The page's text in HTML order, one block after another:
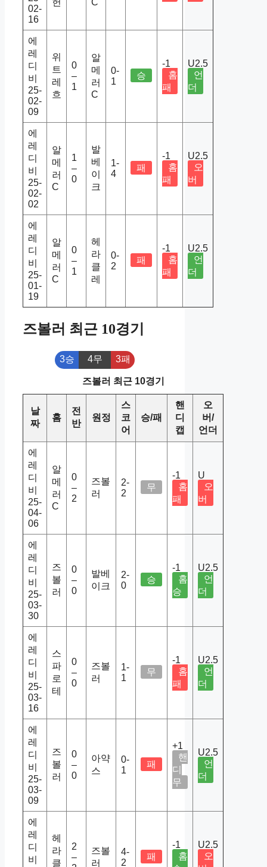
02-
16
에
레
디
비
25-
02-
09
위
트
레
흐
0
–
1
알
메
러
C
0-
1
승
-1
홈
패
U2.5
언
더
에
레
디
비
25-
02-
02
알
메
러
C
1
–
0
발
베
이
크
1-
4
패
-1
홈
패
U2.5
오
버
에
레
디
비
25-
01-
19
알
메
러
C
0
–
1
헤
라
클
레
0-
2
패
-1
홈
패
U2.5
언
더
즈볼러 최근 10경기
3승 4무 3패
즈볼러 최근 10경기
날
짜
홈
전
반
원정
스
코
어
승/패
핸
디
캡
오
버/
언더
에
레
디
비
25-
04-
06
알
메
러
C
0
–
2
즈볼
러
2-
2
무
-1
홈
패
U
오
버
에
레
디
비
25-
03-
30
즈
볼
러
0
–
0
발베
이크
2-
0
승
-1
홈
승
U2.5
언
더
에
레
디
비
25-
03-
16
스
파
로
테
0
–
0
즈볼
러
1-
1
무
-1
홈
패
U2.5
언
더
에
레
디
비
25-
03-
09
즈
볼
러
0
–
0
아약
스
0-
1
패
+1
핸
디
무
U2.5
언
더
에
레
디
비
헤
라
클
2
–
즈볼
러
4-
2
패
-1
홈
U2.5
오